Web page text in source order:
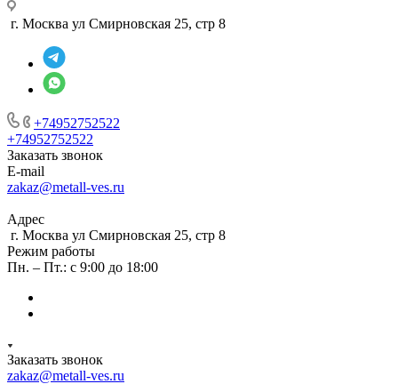
г. Москва ул Смирновская 25, стр 8
+74952752522
+74952752522
Заказать звонок
E-mail
zakaz@metall-ves.ru
Адрес
г. Москва ул Смирновская 25, стр 8
Режим работы
Пн. – Пт.: с 9:00 до 18:00
Заказать звонок
zakaz@metall-ves.ru